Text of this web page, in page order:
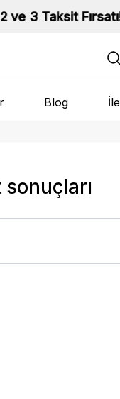
Taksit Fırsatı!
Blog